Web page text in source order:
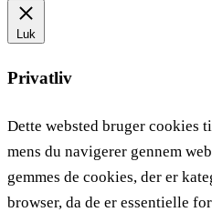
Luk
Privatliv
Dette websted bruger cookies
mens du navigerer gennem
gemmes de cookies, der er
browser, da de er essentielle